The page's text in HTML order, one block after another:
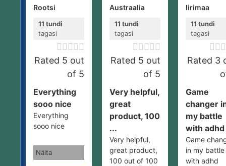
Rootsi
11 tundi
tagasi

Rated 5 out
of 5
Everything
sooo nice
Everything
sooo nice
Näita
Austraalia
11 tundi
tagasi

Rated 5 out
of 5
Very helpful,
great
product, 100
...
Very helpful,
great product,
100 out of 100
Iirimaa
11 tundi
tagasi

Rated 3
Game
changer
my battle
with adhd
Game
in my battle
with adhd